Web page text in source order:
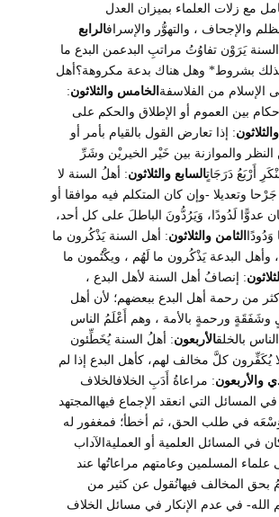
مع زلات العلماء بميزان العدل
والإجحاف ، والتهوُّر والإسرافالرابع
يَرَوْن تفاوُتُ مراتبِ البدعمن البدع ما
بشروط* وهل هناك بدعة مكروهة؟أهل
الإسلام من الفلاسفة الخامس والثلاثون:
بين العموم أو الإطلاق والحكم على
: إذا تعارض القول بالقيام بأمر أو
النظر والموازنة بين خَيْر الخيريْن وشَرِّ
أَرْبَعُ دَرَجَاتٍالسابع والثلاثون: أهلُ السنة لا
وتعديلا -وإن كان المتكلم فيه موافقا أو
عدوًّا لَدُودًا، وَيَرُدُّونَ الباطلَ على كل أحد،
الثامن والثلاثون: أهل السنة يَذْكُرون ما
وأهل البدعة يَذْكُرون ما لَهُم ، ويكْتُمون ما
: إنصافُ أهل السنة لأهل البدع ،
من رحمة أهل البدع ببعضهم؛ لأن أهل
وشَفَقَةٍ ورحمةٍ بالأمة ، وهم أَعْلَمُ الناس
بالخلقالأربعون: أهلُ السنة يُخَطِّئون
يُكَفِّرون كلَّ مخالف لهم، كأهل البدع إذا لم
والأربعون: مراعاةُ أَدَبِ الخلافالخلاف
المسائل التي انعقد الإجماع فيهاالمجتهد
في طلب الحق، ثم أخطأ؛ فمغفور له
في المسائل العلمية أو العمليةالآداب
علماء المسلمين وعامتهم مراعاتُها عند
بحق المخالف فيهانُقول عن كثير من
في عدم الإنكار في مسائل الخلاف